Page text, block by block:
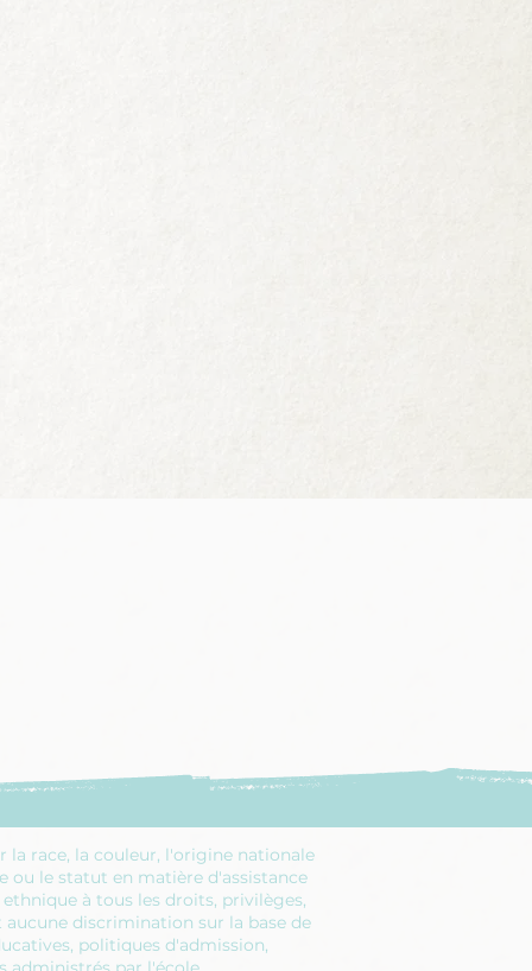
la race, la couleur, l'origine nationale
ou le statut en matière d'assistance
à tous les droits, privilèges,
discrimination sur la base de
politiques d'admission,